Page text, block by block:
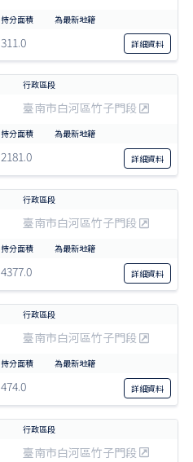
311.0 詳細資料
臺南市白河區竹子門段
2181.0 詳細資料
臺南市白河區竹子門段
4377.0 詳細資料
臺南市白河區竹子門段
474.0 詳細資料
臺南市白河區竹子門段